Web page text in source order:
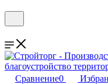
Сравнение0